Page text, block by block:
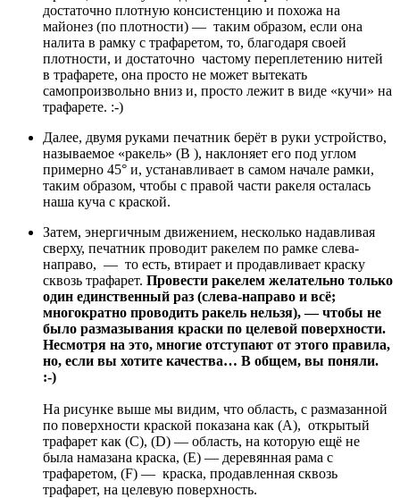
достаточно плотную консистенцию и похожа на
майонез (по плотности) — таким образом, если она
налита в рамку с трафаретом, то, благодаря своей
плотности, и достаточно частому переплетению нитей
в трафарете, она просто не может вытекать
самопроизвольно вниз и, просто лежит в виде «кучи» на
трафарете. :-)
Далее, двумя руками печатник берёт в руки устройство,
называемое «ракель» (В ), наклоняет его под углом
примерно 45° и, устанавливает в самом начале рамки,
таким образом, чтобы с правой части ракеля осталась
наша куча с краской.
Затем, энергичным движением, несколько надавливая
сверху, печатник проводит ракелем по рамке слева-
направо, — то есть, втирает и продавливает краску
сквозь трафарет. Провести ракелем желательно только
один единственный раз (слева-направо и всё;
многократно проводить ракель нельзя), — чтобы не
было размазывания краски по целевой поверхности.
Несмотря на это, многие отступают от этого правила,
но, если вы хотите качества… В общем, вы поняли.
:-)
На рисунке выше мы видим, что область, с размазанной
по поверхности краской показана как (А), открытый
трафарет как (С), (D) — область, на которую ещё не
была намазана краска, (E) — деревянная рама с
трафаретом, (F) — краска, продавленная сквозь
трафарет, на целевую поверхность.